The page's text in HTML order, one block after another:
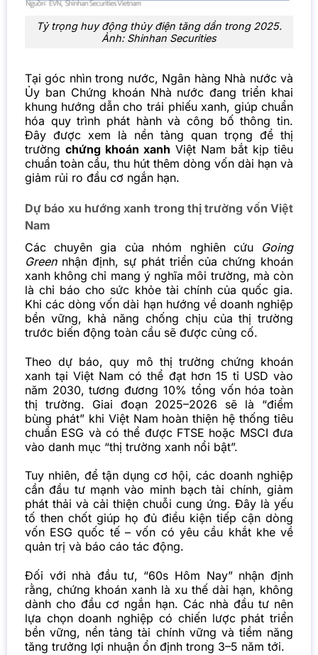
Tỷ trọng huy động thủy điện tăng dần trong 2025.
Ảnh: Shinhan Securities
Tại góc nhìn trong nước, Ngân hàng Nhà nước và
Ủy ban Chứng khoán Nhà nước đang triển khai
khung hướng dẫn cho trái phiếu xanh, giúp chuẩn
hóa quy trình phát hành và công bố thông tin.
Đây được xem là nền tảng quan trọng để thị
trường chứng khoán xanh Việt Nam bắt kịp tiêu
chuẩn toàn cầu, thu hút thêm dòng vốn dài hạn và
giảm rủi ro đầu cơ ngắn hạn.
Dự báo xu hướng xanh trong thị trường vốn Việt
Nam
Các chuyên gia của nhóm nghiên cứu Going
Greennhận định, sự phát triển của chứng khoán
xanh không chỉ mang ý nghĩa môi trường, mà còn
là chỉ báo cho sức khỏe tài chính của quốc gia.
Khi các dòng vốn dài hạn hướng về doanh nghiệp
bền vững, khả năng chống chịu của thị trường
trước biến động toàn cầu sẽ được củng cố.
Theo dự báo, quy mô thị trường chứng khoán
xanh tại Việt Nam có thể đạt hơn 15 tỉ USD vào
năm 2030, tương đương 10% tổng vốn hóa toàn
thị trường. Giai đoạn 2025–2026 sẽ là “điểm
bùng phát” khi Việt Nam hoàn thiện hệ thống tiêu
chuẩn ESG và có thể được FTSE hoặc MSCI đưa
vào danh mục “thị trường xanh nổi bật”.
Tuy nhiên, để tận dụng cơ hội, các doanh nghiệp
cần đầu tư mạnh vào minh bạch tài chính, giảm
phát thải và cải thiện chuỗi cung ứng. Đây là yếu
tố then chốt giúp họ đủ điều kiện tiếp cận dòng
vốn ESG quốc tế – vốn có yêu cầu khắt khe về
quản trị và báo cáo tác động.
Đối với nhà đầu tư, “60s Hôm Nay” nhận định
rằng, chứng khoán xanh là xu thế dài hạn, không
dành cho đầu cơ ngắn hạn. Các nhà đầu tư nên
lựa chọn doanh nghiệp có chiến lược phát triển
bền vững, nền tảng tài chính vững và tiềm năng
tăng trưởng lợi nhuận ổn định trong 3–5 năm tới.